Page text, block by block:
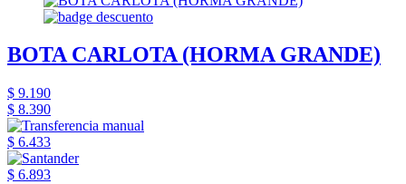
BOTA CARLOTA (HORMA GRANDE)
$ 9.190
$ 8.390
$ 6.433
$ 6.893